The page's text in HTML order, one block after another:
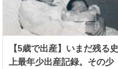
【5歳で出産】いまだ残る史
上最年少出産記録。その少